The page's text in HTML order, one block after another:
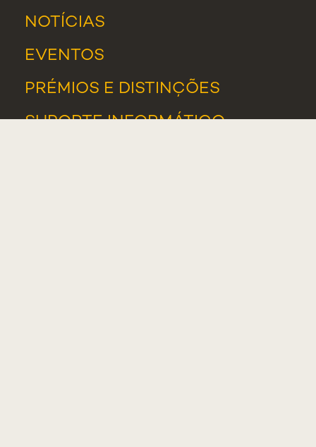
NOTÍCIAS
EVENTOS
PRÉMIOS E DISTINÇÕES
SUPORTE INFORMÁTICO